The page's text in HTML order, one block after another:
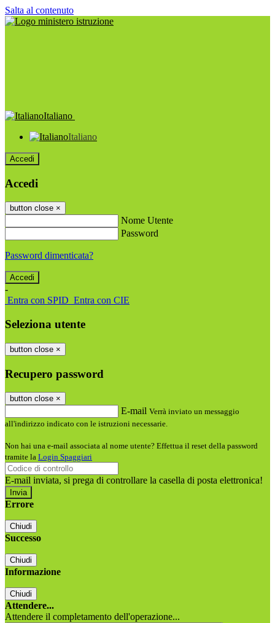
Salta al contenuto
Italiano
Italiano
Accedi
Accedi
button close ×
Nome Utente
Password
Password dimenticata?
-
Entra con SPID Entra con CIE
Seleziona utente
button close ×
Recupero password
button close ×
E-mail Verrà inviato un messaggio
all'indirizzo indicato con le istruzioni necessarie.
Non hai una e-mail associata al nome utente? Effettua il reset della password
tramite la Login Spaggiari
E-mail inviata, si prega di controllare la casella di posta elettronica!
Errore
Chiudi
Successo
Chiudi
Informazione
Chiudi
Attendere...
Attendere il completamento dell'operazione...